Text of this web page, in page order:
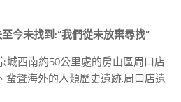
今未找到:“我們從未放棄尋找”
城西南約50公里處的房山區周口店
蜚聲海外的人類歷史遺跡:周口店遺